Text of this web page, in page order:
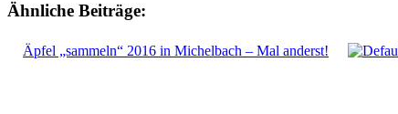
Ähnliche Beiträge:
Äpfel „sammeln“ 2016 in Michelbach – Mal anderst!